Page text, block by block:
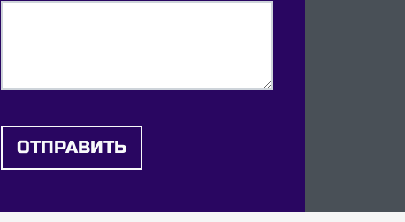
ОТПРАВИТЬ